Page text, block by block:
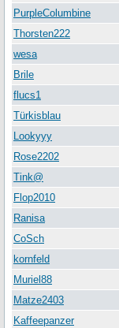
PurpleColumbine
Thorsten222
wesa
Brile
flucs1
Türkisblau
Lookyyy
Rose2202
Tink@
Flop2010
Ranisa
CoSch
kornfeld
Muriel88
Matze2403
Kaffeepanzer